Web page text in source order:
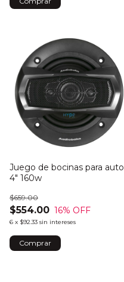
Juego de bocinas para auto
4" 160w
$554.00
$659.00
16% OFF
6 x $92.33 sin intereses